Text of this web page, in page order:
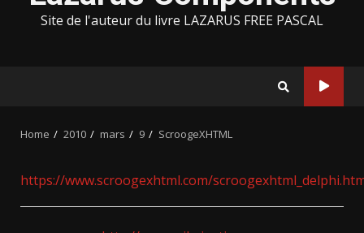
Site de l'auteur du livre LAZARUS FREE PASCAL
Home 2010 mars 9 ScroogeXHTML
https://www.scroogexhtml.com/